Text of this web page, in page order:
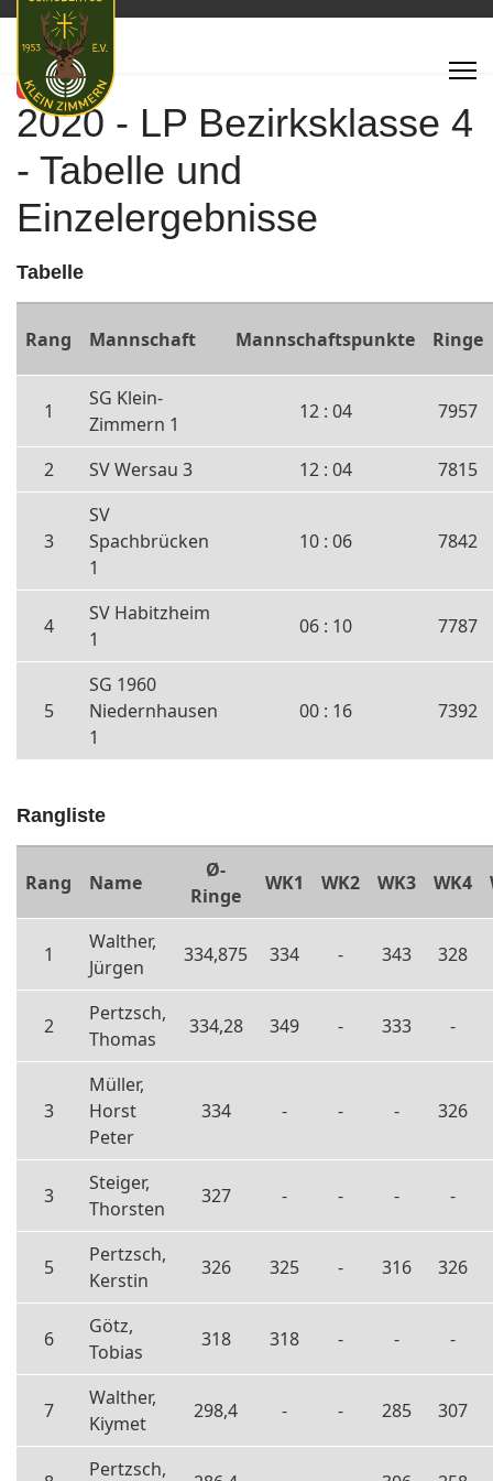
Featured
2020 - LP Bezirksklasse 4
- Tabelle und
Einzelergebnisse
Tabelle
Rang Mannschaft Mannschaftspunkte Ringe
1
SG Klein-
Zimmern 1
12 : 04 7957
2 SV Wersau 3 12 : 04 7815
3
SV
Spachbrücken
1
10 : 06 7842
4
SV Habitzheim
1
06 : 10 7787
5
SG 1960
Niedernhausen
1
00 : 16 7392
Rangliste
Rang Name
Ø-
Ringe
WK1 WK2 WK3 WK4
1
Walther,
Jürgen
334,875 334 - 343 328
2
Pertzsch,
Thomas
334,28 349 - 333 -
3
Müller,
Horst
Peter
334 - - - 326
3
Steiger,
Thorsten
327 - - - -
5
Pertzsch,
Kerstin
326 325 - 316 326
6
Götz,
Tobias
318 318 - - -
7
Walther,
Kiymet
298,4 - - 285 307
Pertzsch,